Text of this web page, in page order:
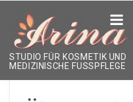
STUDIO FÜR KOSMETIK UND
MEDIZINISCHE FUSSPFLEGE